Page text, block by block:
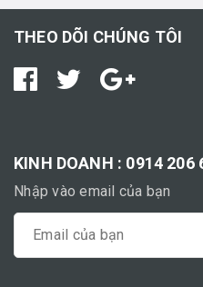
THEO DÕI CHÚNG TÔI
KINH DOANH : 0914 206
Nhập vào email của bạn